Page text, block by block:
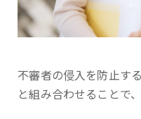
不審者の侵入を防止す
と組み合わせることで